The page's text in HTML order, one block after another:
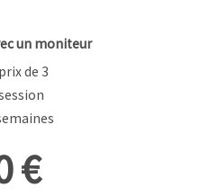
un moniteur
de 3
€